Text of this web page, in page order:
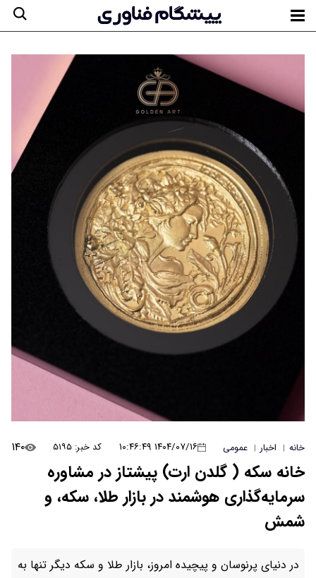
خانه | اخبار | عمومی ۱۴۰۴/۰۷/۱۶ ۱۰:۴۶:۴۹ کد خبر: ۵۱۹۵ ۱۴۰
خانه سکه ( گلدن ارت) پیشتاز در مشاوره
سرمایه‌گذاری هوشمند در بازار طلا، سکه، و
شمش
در دنیای پرنوسان و پیچیده امروز، بازار طلا و سکه دیگر تنها به